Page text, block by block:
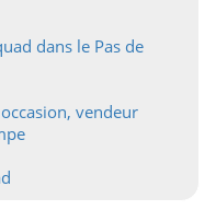
dans le Pas de
vendeur